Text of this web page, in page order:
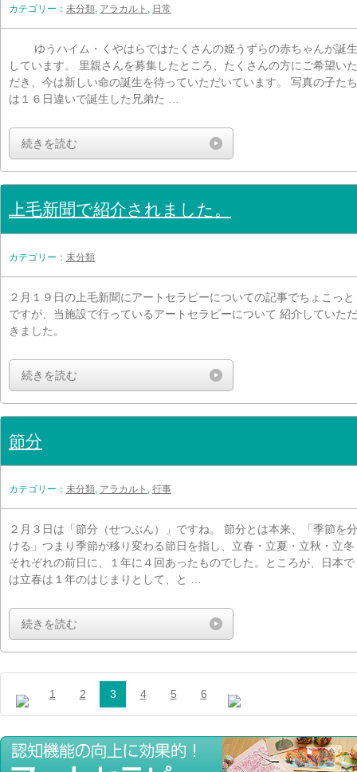
カテゴリー： 未分類, アラカルト , 日常
ゆうハイム・くやはらではたくさんの姫うずらの赤ちゃんが誕生
しています。 里親さんを募集したところ、たくさんの方にご希望いた
だき、今は新しい命の誕生を待っていただいています。 写真の子たち
は１６日違いで誕生した兄弟た …
続きを読む
上毛新聞で紹介されました。
カテゴリー： 未分類
２月１９日の上毛新聞にアートセラピーについての記事でちょこっと
ですが、当施設で行っているアートセラピーについて 紹介していただ
きました。
続きを読む
節分
カテゴリー： 未分類, アラカルト , 行事
２月３日は「節分（せつぶん）」ですね。 節分とは本来、「季節を分
ける」つまり季節が移り変わる節日を指し、立春・立夏・立秋・立冬
それぞれの前日に、１年に４回あったものでした。ところが、日本で
は立春は１年のはじまりとして、と …
続きを読む
1 2 3 4 5 6